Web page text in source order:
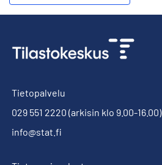
Tietopalvelu
029 551 2220 (arkisin klo 9.00-16.00)
info@stat.fi